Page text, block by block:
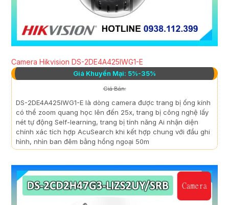
Camera Hikvision DS-2DE4A425IWG1-E
Giá Khuyến Mại: 5%-35%
Giá Bán:
DS-2DE4A425IWG1-E là dòng camera được trang bị ống kính
có thể zoom quang học lên đến 25x, trang bị công nghệ lấy
nét tự động Self-learning, trang bị tính năng Ai nhận diện
chính xác tích hợp AcuSearch khi kết hợp chung với đầu ghi
hình, nhìn ban đêm bằng hồng ngoại 50m